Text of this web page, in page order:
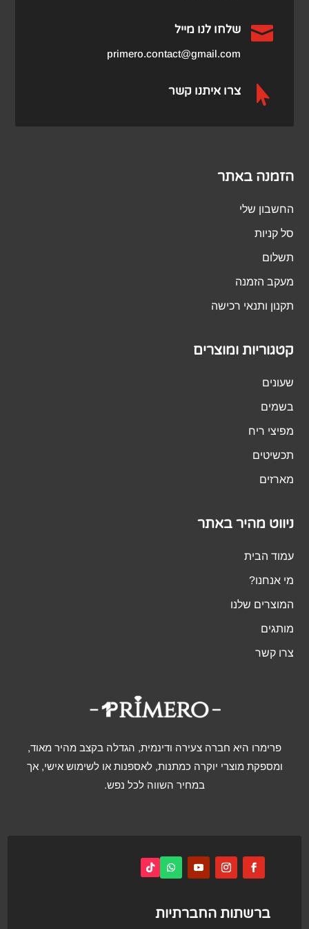
 שלחו לנו מייל
primero.contact@gmail.com
 צרו איתנו קשר
הזמנה באתר
החשבון שלי
סל קניות
תשלום
מעקב הזמנה
תקנון ותנאי רכישה
קטגוריות ומוצרים
שעונים
בשמים
מפיצי ריח
תכשיטים
מארזים
ניווט מהיר באתר
עמוד הבית
מי אנחנו?
המוצרים שלנו
מותגים
צרו קשר
פרימרו היא חברה צעירה ודינמית, הגדלה בקצב מהיר מאוד,
ומספקת מוצרי יוקרה כמתנות, לאספנות או לשימוש אישי, אך
במחיר השווה לכל נפש.
ברשתות החברתיות